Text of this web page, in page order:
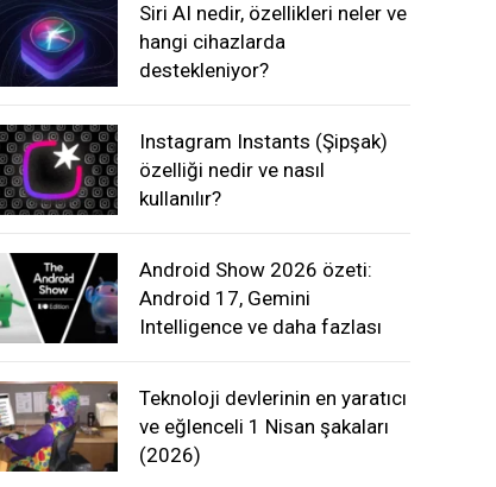
Siri AI nedir, özellikleri neler ve
hangi cihazlarda
destekleniyor?
Instagram Instants (Şipşak)
özelliği nedir ve nasıl
kullanılır?
Android Show 2026 özeti:
Android 17, Gemini
Intelligence ve daha fazlası
Teknoloji devlerinin en yaratıcı
ve eğlenceli 1 Nisan şakaları
(2026)